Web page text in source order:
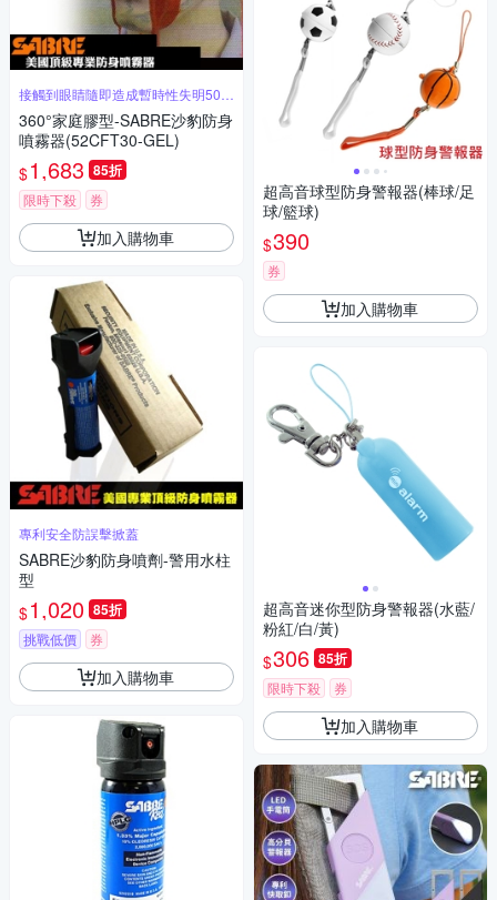
接觸到眼睛隨即造成暫時性失明50分
鐘
360°家庭膠型-SABRE沙豹防身
噴霧器(52CFT30-GEL)
$1,683 85折
限時下殺 券
加入購物車
專利安全防誤擊掀蓋
SABRE沙豹防身噴劑-警用水柱
型
$1,020 85折
挑戰低價 券
加入購物車
超高音球型防身警報器(棒球/足
球/籃球)
$390
券
加入購物車
超高音迷你型防身警報器(水藍/
粉紅/白/黃)
$306 85折
限時下殺 券
加入購物車